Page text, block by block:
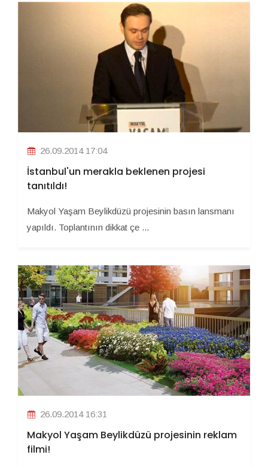
26.09.2014 17:04
İstanbul'un merakla beklenen projesi
tanıtıldı!
Makyol Yaşam Beylikdüzü projesinin basın lansmanı
yapıldı. Toplantının dikkat çe ...
26.09.2014 16:31
Makyol Yaşam Beylikdüzü projesinin reklam
filmi!